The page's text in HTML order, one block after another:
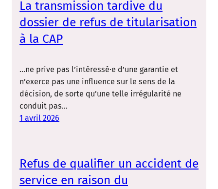
La transmission tardive du
dossier de refus de titularisation
à la CAP
…ne prive pas l’intéressé·e d’une garantie et
n’exerce pas une influence sur le sens de la
décision, de sorte qu’une telle irrégularité ne
conduit pas…
1 avril 2026
Refus de qualifier un accident de
service en raison du